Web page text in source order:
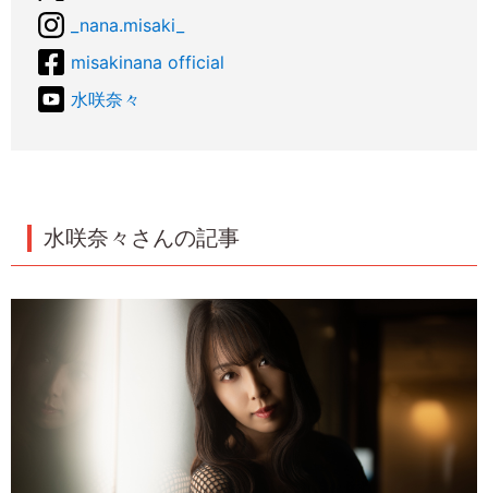
_nana.misaki_
misakinana official
水咲奈々
水咲奈々さんの記事